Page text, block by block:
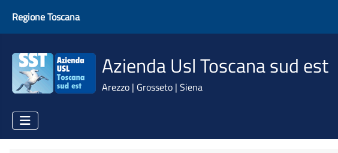
Regione Toscana
Azienda Usl Toscana sud est
Arezzo | Grosseto | Siena